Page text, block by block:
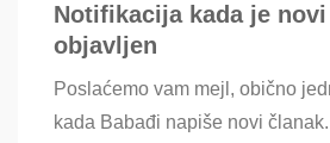
Notifikacija kada je
objavljen
Poslaćemo vam mejl, obično
kada Babađi napiše novi članak.